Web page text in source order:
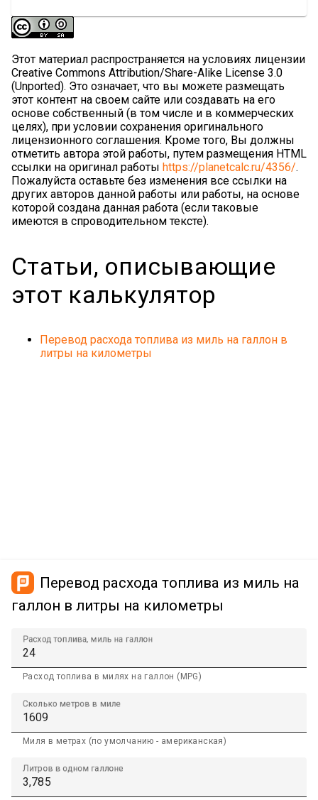
Этот материал распространяется на условиях лицензии
Creative Commons Attribution/Share-Alike License 3.0
(Unported). Это означает, что вы можете размещать
этот контент на своем сайте или создавать на его
основе собственный (в том числе и в коммерческих
целях), при условии сохранения оригинального
лицензионного соглашения. Кроме того, Вы должны
отметить автора этой работы, путем размещения HTML
ссылки на оригинал работы https://planetcalc.ru/4356/.
Пожалуйста оставьте без изменения все ссылки на
других авторов данной работы или работы, на основе
которой создана данная работа (если таковые
имеются в спроводительном тексте).
Статьи, описывающие
этот калькулятор
Перевод расхода топлива из миль на галлон в
литры на километры
Перевод расхода топлива из миль на
галлон в литры на километры
Расход топлива, миль на галлон
Расход топлива в милях на галлон (MPG)
Сколько метров в миле
Миля в метрах (по умолчанию - американская)
Литров в одном галлоне